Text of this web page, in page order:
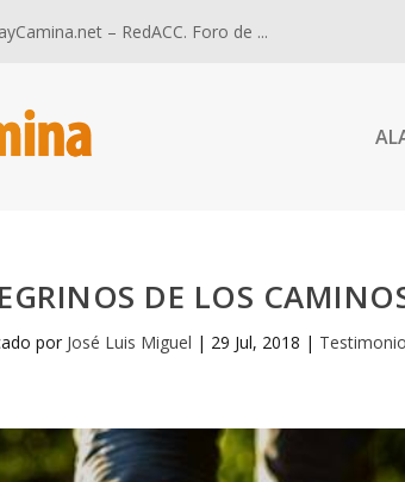
– RedACC. Foro de ...
DE LOS
por José Luis Miguel | 29 Jul, 2018 |